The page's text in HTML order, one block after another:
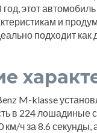
этот
и
подходит как
M-klasse
в 224 лошадиные
ч за 8.6 секунды,